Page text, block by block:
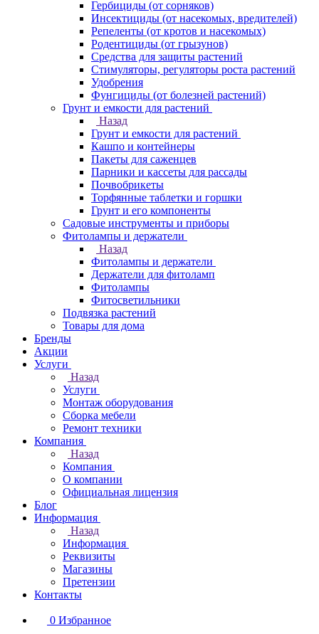
Гербициды (от сорняков)
Инсектициды (от насекомых, вредителей)
Репеленты (от кротов и насекомых)
Родентициды (от грызунов)
Средства для защиты растений
Стимуляторы, регуляторы роста растений
Удобрения
Фунгициды (от болезней растений)
Грунт и емкости для растений
Назад
Грунт и емкости для растений
Кашпо и контейнеры
Пакеты для саженцев
Парники и кассеты для рассады
Почвобрикеты
Торфянные таблетки и горшки
Грунт и его компоненты
Садовые инструменты и приборы
Фитолампы и держатели
Назад
Фитолампы и держатели
Держатели для фитоламп
Фитолампы
Фитосветильники
Подвязка растений
Товары для дома
Бренды
Акции
Услуги
Назад
Услуги
Монтаж оборудования
Сборка мебели
Ремонт техники
Компания
Назад
Компания
О компании
Официальная лицензия
Блог
Информация
Назад
Информация
Реквизиты
Магазины
Претензии
Контакты
0 Избранное